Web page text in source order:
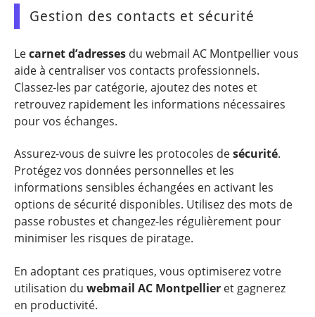
Gestion des contacts et sécurité
Lecarnet d’adresses du webmail AC Montpellier vous
aide à centraliser vos contacts professionnels.
Classez-les par catégorie, ajoutez des notes et
retrouvez rapidement les informations nécessaires
pour vos échanges.
Assurez-vous de suivre les protocoles desécurité.
Protégez vos données personnelles et les
informations sensibles échangées en activant les
options de sécurité disponibles. Utilisez des mots de
passe robustes et changez-les régulièrement pour
minimiser les risques de piratage.
En adoptant ces pratiques, vous optimiserez votre
utilisation du webmail AC Montpellier et gagnerez
en productivité.